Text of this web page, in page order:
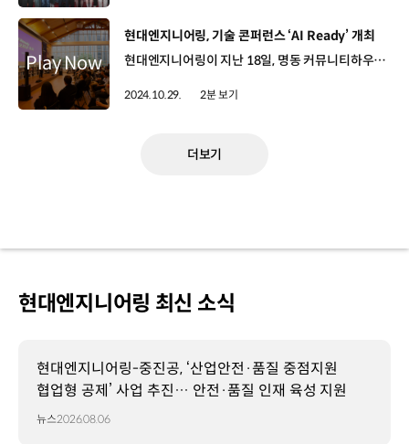
[동영상]
현대엔지니어링, 기술 콘퍼런스 ‘AI Ready’ 개최
현대엔지니어링이 지난 18일, 명동 커뮤니티하우스 마실에서 ‘AI시대, 우리 회사가 나아갈 길’을 주제로 한 기술 콘퍼런스 ‘AI Ready’를 개최했습니다. 현대엔지니어링 미래기술사업부 주관으로 임직원들의 AI 기술 인식 및 이해도 제고를 위해 마련된 이번 행사에는 자체 개발한 세계 최초의 플랜트 및 건설 분야 특화 LLM을 소개하고 기술을 시연했는데요, LLM은 플랜트, 건설 업무에 최적화된 인공지능 모델로, 현대엔지니어링은 이를 활용해 방대한 기술 자료를 검색, 요약, 번역할 수 있는 챗파일 서비스와 입찰안내서 항목을 비교 분석하고 검토하는 서비스를 개발하고 있습니다. 이우성 책임매니저 / 현대엔지니어링 스마트ICT팀 LLM이라는 게 질 좋은 데이터를 모아서 학습시켜야 모델 성능이 좋은데요 기존엔 그런 것들이 전무했기 때문에 합성 데이터로 만들어서 증강시키는 작업에서 많은 어려움이 있었습니다. 단순 챗봇을 목표로 하지 않고, 플랜트 및 건설 분야를 이해하고 있는 모델을 활용해서 ITB(입찰안내서)나 설계를 분석하고 자동화할 수 있는 데 큰 기여를 할 수 있을 거라고 믿고 있습니다. 현대엔지니어링은 향후 이 서비스를 업무에 적용할 경우 생산성과 업무 효율성을 극대화할 수 있도록 지속적인 교육과 연구개발을 해 나갈 계획입니다.
2024.10.29. 2분 보기
더보기
현대엔지니어링 최신 소식
현대엔지니어링-중진공, ‘산업안전·품질 중점지원
협업형 공제’ 사업 추진… 안전·품질 인재 육성 지원
뉴스2026.08.06